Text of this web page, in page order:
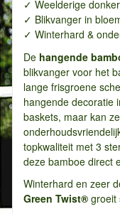
✓ Weelderige
✓ Blikvanger in
✓ Winterhard &
De hangende
blikvanger voor het
lange frisgroene
hangende decoratie
baskets, maar kan
topkwaliteit met 3
deze bamboe direct
Winterhard en zeer
Green Twist®groeit